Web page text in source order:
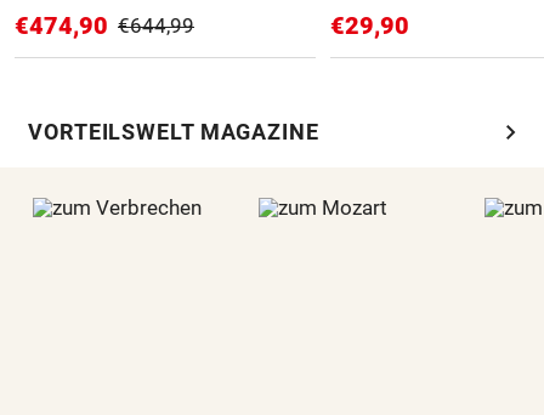
€474,90 €644,99 €29,90
VORTEILSWELT MAGAZINE chevron_right